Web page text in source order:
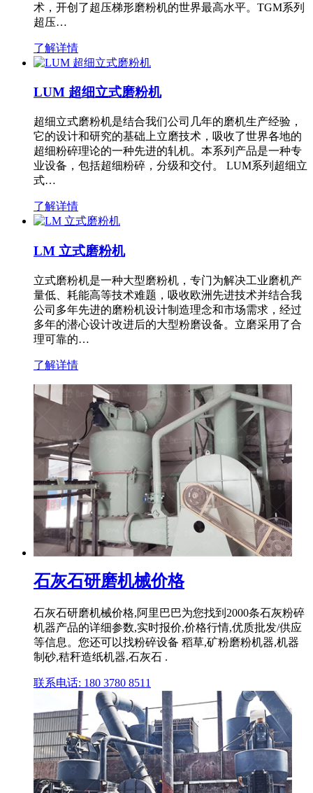
术，开创了超压梯形磨粉机的世界最高水平。TGM系列
超压…
了解详情
LUM 超细立式磨粉机
超细立式磨粉机是结合我们公司几年的磨机生产经验，
它的设计和研究的基础上立磨技术，吸收了世界各地的
超细粉碎理论的一种先进的轧机。本系列产品是一种专
业设备，包括超细粉碎，分级和交付。 LUM系列超细立
式…
了解详情
LM 立式磨粉机
立式磨粉机是一种大型磨粉机，专门为解决工业磨机产
量低、耗能高等技术难题，吸收欧洲先进技术并结合我
公司多年先进的磨粉机设计制造理念和市场需求，经过
多年的潜心设计改进后的大型粉磨设备。立磨采用了合
理可靠的…
了解详情
石灰石研磨机械价格
石灰石研磨机械价格,阿里巴巴为您找到2000条石灰粉碎
机器产品的详细参数,实时报价,价格行情,优质批发/供应
等信息。您还可以找粉碎设备 稻草,矿粉磨粉机器,机器
制砂,秸秆造纸机器,石灰石 .
联系电话: 180 3780 8511